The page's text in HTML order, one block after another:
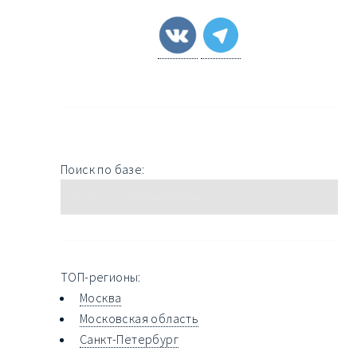
Поиск по базе:
ТОП-регионы:
Москва
Московская область
Санкт-Петербург